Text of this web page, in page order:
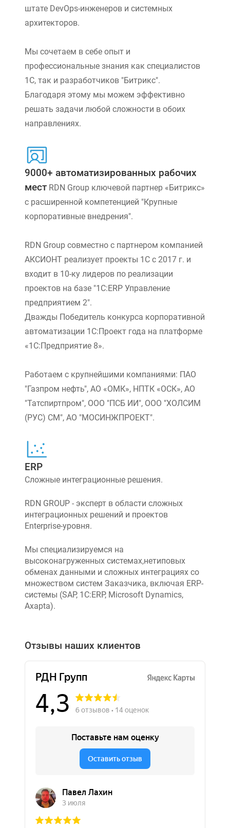
штате DevOps-инженеров и системных
архитекторов.
Мы сочетаем в себе опыт и
профессиональные знания как специалистов
1С, так и разработчиков "Битрикс".
Благодаря этому мы можем эффективно
решать задачи любой сложности в обоих
направлениях.
9000+ автоматизированных рабочих
мест RDN Group ключевой партнер «Битрикс»
с расширенной компетенцией "Крупные
корпоративные внедрения".
RDN Group совместно с партнером компанией
АКСИОНТ реализует проекты 1С с 2017 г. и
входит в 10-ку лидеров по реализации
проектов на базе "1С:ERP Управление
предприятием 2".
Дважды Победитель конкурса корпоративной
автоматизации 1С:Проект года на платформе
«1С:Предприятие 8».
Работаем с крупнейшими компаниями: ПАО
"Газпром нефть", АО «ОМК», НПТК «ОСК», АО
"Татспиртпром", ООО "ПСБ ИИ", ООО "ХОЛСИМ
(РУС) СМ", АО "МОСИНЖПРОЕКТ".
ERP
Сложные интеграционные решения.
RDN GROUP - эксперт в области сложных
интеграционных решений и проектов
Enterprise-уровня.
Мы специализируемся на
высоконагруженных системах,нетиповых
обменах данными и сложных интеграциях со
множеством систем Заказчика, включая ERP-
системы (SAP, 1C:ERP, Microsoft Dynamics,
Axapta).
Отзывы наших клиентов